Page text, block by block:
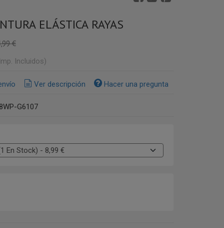
ELÁSTICA RAYAS
€
Incluidos)
Ver descripción Hacer una pregunta
G6107